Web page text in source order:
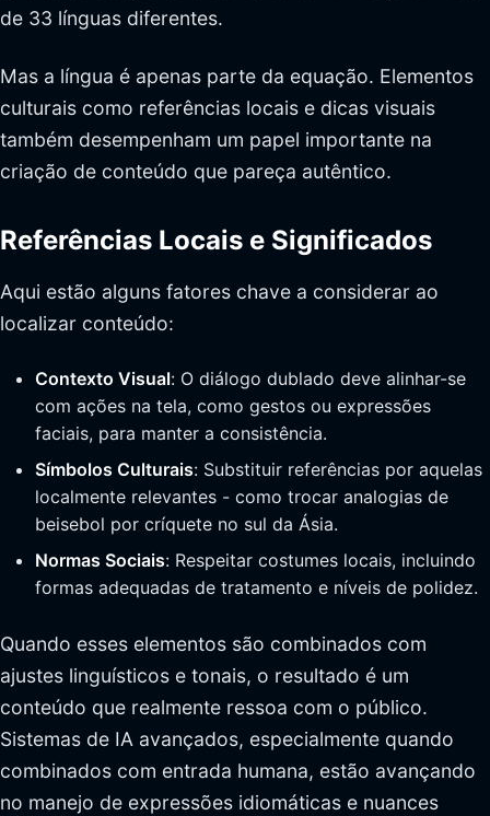
de 33 línguas diferentes.
Mas a língua é apenas parte da equação. Elementos
culturais como referências locais e dicas visuais
também desempenham um papel importante na
criação de conteúdo que pareça autêntico.
Referências Locais e Significados
Aqui estão alguns fatores chave a considerar ao
localizar conteúdo:
Contexto Visual: O diálogo dublado deve alinhar-se
com ações na tela, como gestos ou expressões
faciais, para manter a consistência.
Símbolos Culturais: Substituir referências por aquelas
localmente relevantes - como trocar analogias de
beisebol por críquete no sul da Ásia.
Normas Sociais: Respeitar costumes locais, incluindo
formas adequadas de tratamento e níveis de polidez.
Quando esses elementos são combinados com
ajustes linguísticos e tonais, o resultado é um
conteúdo que realmente ressoa com o público.
Sistemas de IA avançados, especialmente quando
combinados com entrada humana, estão avançando
no manejo de expressões idiomáticas e nuances